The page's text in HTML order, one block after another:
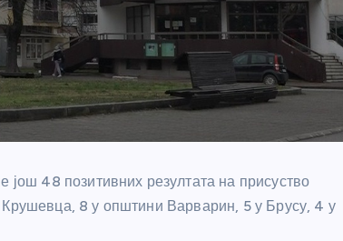
још 48 позитивних резултата на присуство
Крушевца, 8 у општини Варварин, 5 у Брусу, 4 у